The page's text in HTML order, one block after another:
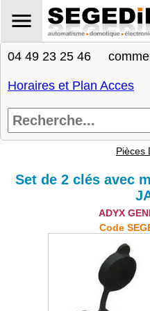
04 49 23 25 46
Horaires et Plan Acces
Pièces
Set de 2 clés avec
ADYX
Code